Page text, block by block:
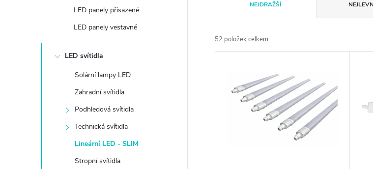
LED panely přisazené
LED panely vestavné
LED svítidla
Solární lampy LED
Zahradní svítidla
Podhledová svítidla
Technická svítidla
Lineární LED - SLIM
Stropní svítidla
a
z
NEJDRAŽŠÍ
52 položek celkem